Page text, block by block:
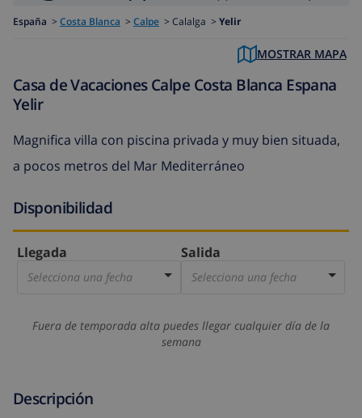
España > Costa Blanca > Calpe > Calalga > Yelir
MOSTRAR MAPA
Casa de Vacaciones Calpe Costa Blanca Espana
Yelir
Magnifica villa con piscina privada y muy bien situada,
a pocos metros del Mar Mediterráneo
Disponibilidad
Llegada
Selecciona una fecha
Salida
Selecciona una fecha
Fuera de temporada alta puedes llegar cualquier día de la
semana
Descripción